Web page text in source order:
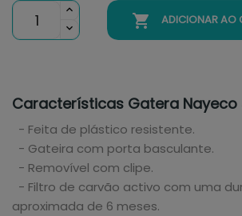
 ADICIONAR AO
Características Gatera Nayeco
- Feita de plástico resistente.
- Gateira com porta basculante.
- Removível com clipe.
- Filtro de carvão activo com uma
aproximada de 6 meses.